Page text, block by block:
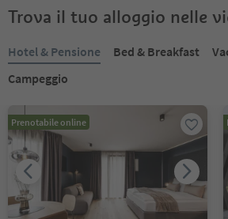
Trova il tuo alloggio nelle
Hotel & Pensione Bed & Breakfast
Campeggio
Prenotabile online